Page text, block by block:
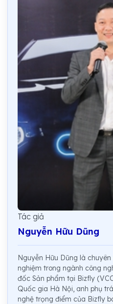
Tác giả
Nguyễn Hữu Dũng
Nguyễn Hữu Dũng là
nghiệm trong ngành công
đốc Sản phẩm tại Bizfly
Quốc gia Hà Nội, anh phụ
nghệ trọng điểm của Bizfly